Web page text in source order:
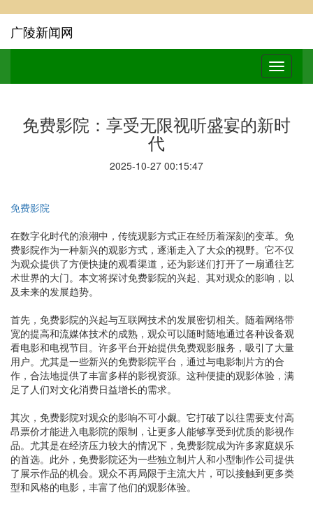
广陵新闻网
免费影院：享受无限视听盛宴的新时
代
2025-10-27 00:15:47
免费影院
在数字化时代的浪潮中，传统观影方式正在经历着深刻的变革。免
费影院作为一种新兴的观影方式，逐渐走入了大众的视野。它不仅
为观众提供了方便快捷的观看渠道，还为影迷们打开了一扇通往艺
术世界的大门。本文将探讨免费影院的兴起、其对观众的影响，以
及未来的发展趋势。
首先，免费影院的兴起与互联网技术的发展密切相关。随着网络带
宽的提高和流媒体技术的成熟，观众可以随时随地通过各种设备观
看电影和电视节目。许多平台开始提供免费观影服务，吸引了大量
用户。尤其是一些新兴的免费影院平台，通过与电影制片方的合
作，合法地提供了丰富多样的影视资源。这种便捷的观影体验，满
足了人们对文化消费日益增长的需求。
其次，免费影院对观众的影响不可小觑。它打破了以往需要支付高
昂票价才能进入电影院的限制，让更多人能够享受到优质的影视作
品。尤其是在经济压力较大的情况下，免费影院成为许多家庭娱乐
的首选。此外，免费影院还为一些独立制片人和小型制作公司提供
了展示作品的机会。观众不再局限于主流大片，可以接触到更多类
型和风格的电影，丰富了他们的观影体验。